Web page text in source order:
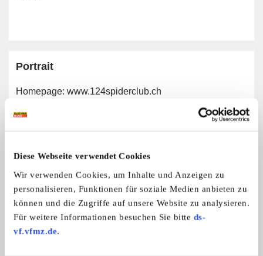
Diese Webseite verwendet Cookies
Wir verwenden Cookies, um Inhalte und Anzeigen zu
personalisieren, Funktionen für soziale Medien anbieten zu
können und die Zugriffe auf unsere Website zu analysieren.
Für weitere Informationen besuchen Sie bitte ds-
vf.vfmz.de.
Portrait
Homepage: www.124spiderclub.ch
Allgemeine Angaben
Fiat
124 Spider Club